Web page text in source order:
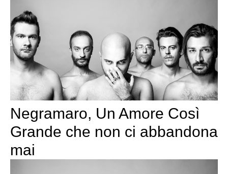
Negramaro, Un Amore Così
Grande che non ci abbandona
mai